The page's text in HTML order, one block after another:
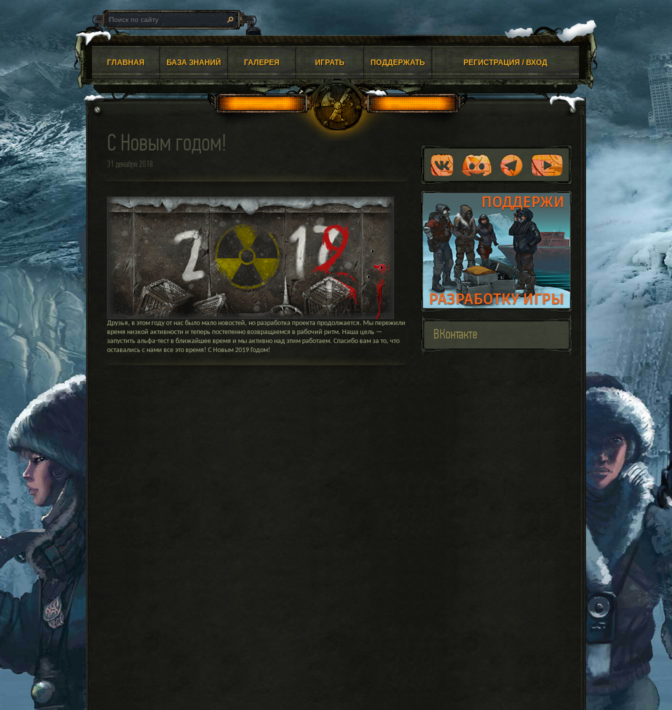
ГЛАВНАЯ БАЗА ЗНАНИЙ ГАЛЕРЕЯ ИГРАТЬ ПОДДЕРЖАТЬ РЕГИСТРАЦИЯ / ВХОД
С Новым годом!
31 декабря 2018
Друзья, в этом году от нас было мало новостей, но разработка проекта продолжается. Мы пережили
время низкой активности и теперь постепенно возвращаемся в рабочий ритм. Наша цель —
запустить альфа-тест в ближайшее время и мы активно над этим работаем. Спасибо вам за то, что
оставались с нами все это время! С Новым 2019 Годом!
ВКонтакте